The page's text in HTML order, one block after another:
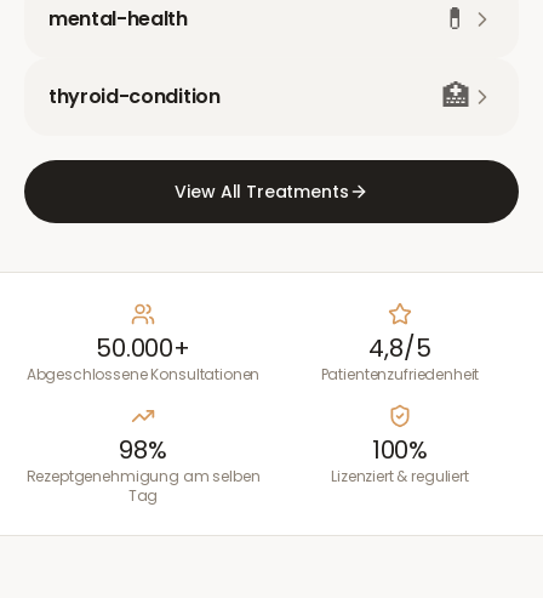
mental-health 💊
thyroid-condition 🏥
View All Treatments
50.000+
Abgeschlossene Konsultationen
4,8/5
Patientenzufriedenheit
98%
Rezeptgenehmigung am selben
Tag
100%
Lizenziert & reguliert